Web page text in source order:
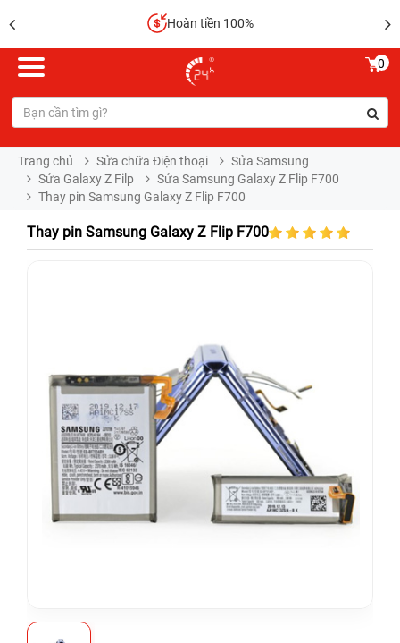
Hoàn tiền 100%
0
Trang chủ Sửa chữa Điện thoại
Sửa Samsung
Sửa Galaxy Z Filp
Sửa Samsung Galaxy Z Flip F700
Thay pin Samsung Galaxy Z Flip F700
Thay pin Samsung Galaxy Z Flip F700